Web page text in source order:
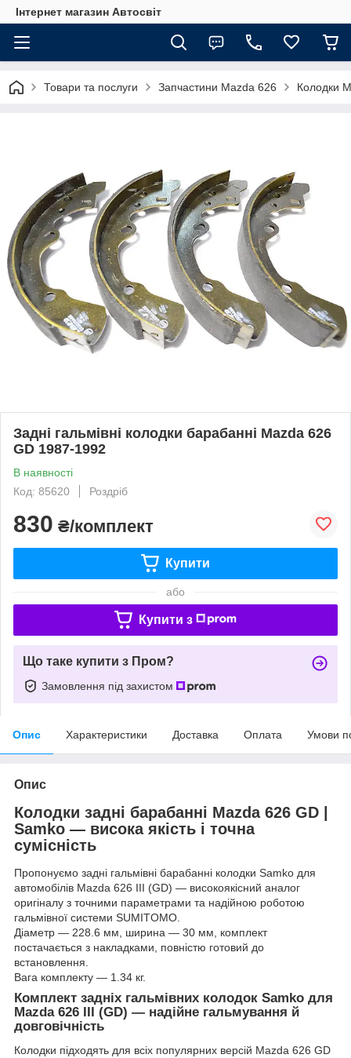
Інтернет магазин Автосвіт
Товари та послуги Запчастини Mazda 626 Колодки
Задні гальмівні колодки барабанні Mazda 626
GD 1987-1992
В наявності
Код: 85620
Роздріб
830 ₴/комплект
Купити
або
Купити з
Що таке купити з Пром?
Замовлення під захистом
Опис Характеристики Доставка Оплата Умови
Опис
Колодки задні барабанні Mazda 626 GD |
Samko — висока якість і точна
сумісність
Пропонуємо задні гальмівні барабанні колодки Samko для
автомобілів Mazda 626 III (GD) — високоякісний аналог
оригіналу з точними параметрами та надійною роботою
гальмівної системи SUMITOMO.
Діаметр — 228.6 мм, ширина — 30 мм, комплект
постачається з накладками, повністю готовий до
встановлення.
Вага комплекту — 1.34 кг.
Комплект задніх гальмівних колодок Samko для
Mazda 626 III (GD) — надійне гальмування й
довговічність
Колодки підходять для всіх популярних версій Mazda 626 GD